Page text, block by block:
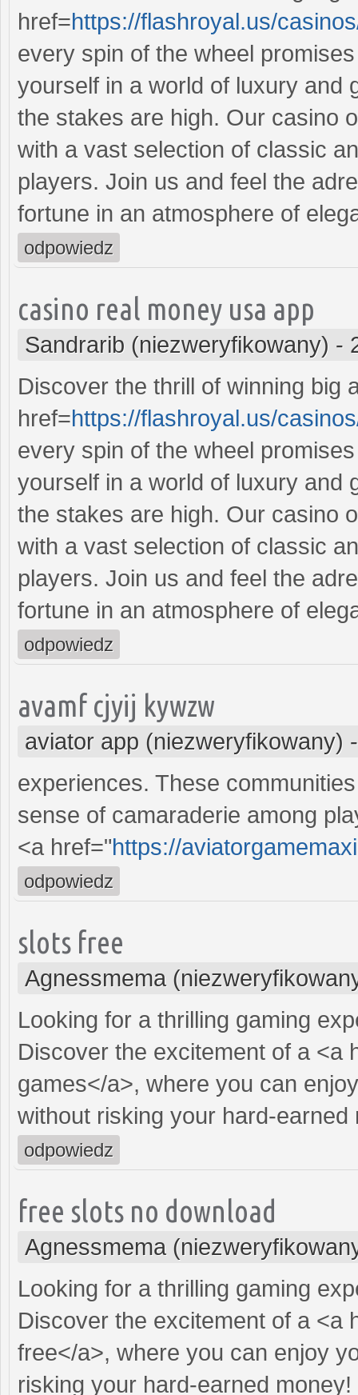
href=https://flashroyal.us/
every spin of the wheel
yourself in a world of luxury and
the stakes are high. Our casino
with a vast selection of classic
players. Join us and feel the
fortune in an atmosphere of
odpowiedz
casino real money usa app
Sandrarib (niezweryfikowany) -
Discover the thrill of winning big
href=https://flashroyal.us/
every spin of the wheel
yourself in a world of luxury and
the stakes are high. Our casino
with a vast selection of classic
players. Join us and feel the
fortune in an atmosphere of
odpowiedz
avamf cjyij kywzw
aviator app (niezweryfikowany)
experiences. These
sense of camaraderie among
<a href="https://
odpowiedz
slots free
Agnessmema
Looking for a thrilling gaming
Discover the excitement of a <a
games</a>, where you can
without risking your hard-earned
odpowiedz
free slots no download
Agnessmema
Looking for a thrilling gaming
Discover the excitement of a <a
free</a>, where you can enjoy
risking your hard-earned money!